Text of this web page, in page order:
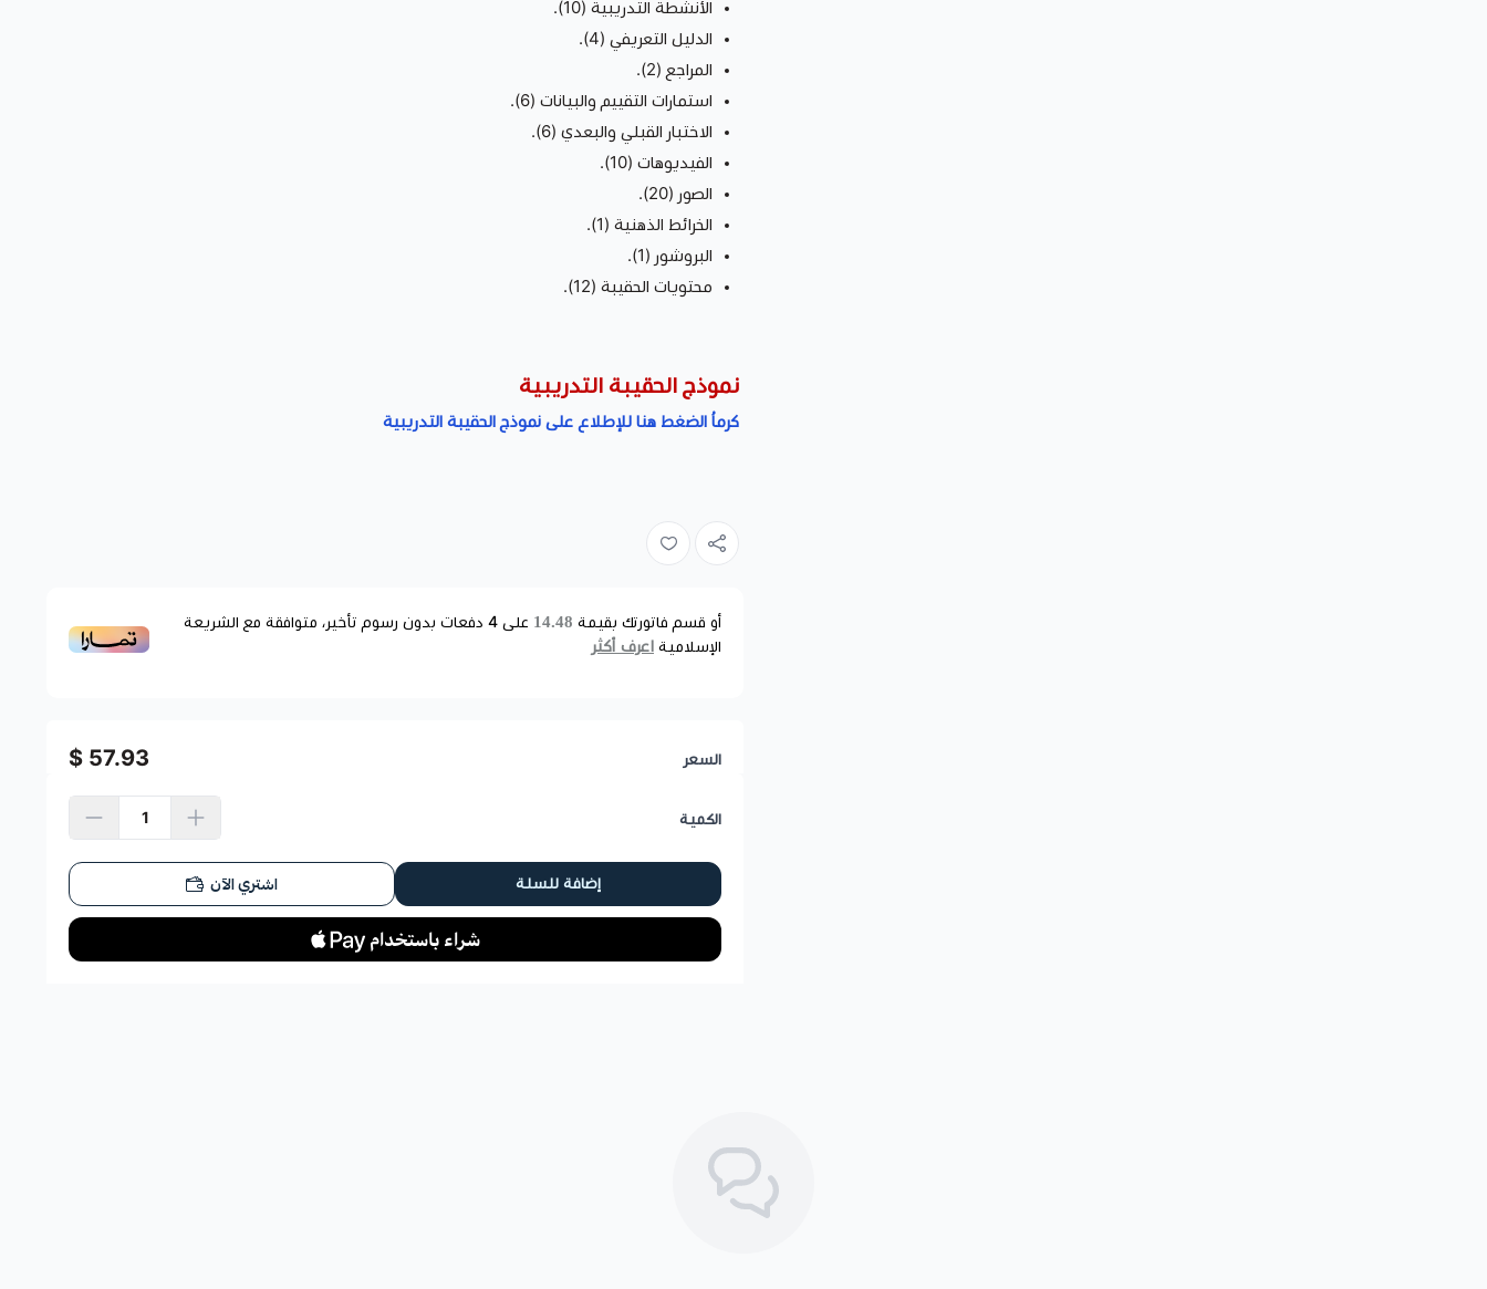
الأنشطة التدريبية (10).
الدليل التعريفي (4).
المراجع (2).
استمارات التقييم والبيانات (6).
الاختبار القبلي والبعدي (6).
الفيديوهات (10).
الصور (20).
الخرائط الذهنية (1).
البروشور (1).
محتويات الحقيبة (12).
نموذج الحقيبة التدريبية
كرماُ الضغط هنا للإطلاع على نموذج الحقيبة التدريبية
أو قسم فاتورتك بقيمة 14.48 على 4 دفعات بدون رسوم تأخير، متوافقة مع الشريعة
الإسلامية اعرف أكثر
السعر 57.93 $
الكمية
إضافة للسلة اشتري الآن